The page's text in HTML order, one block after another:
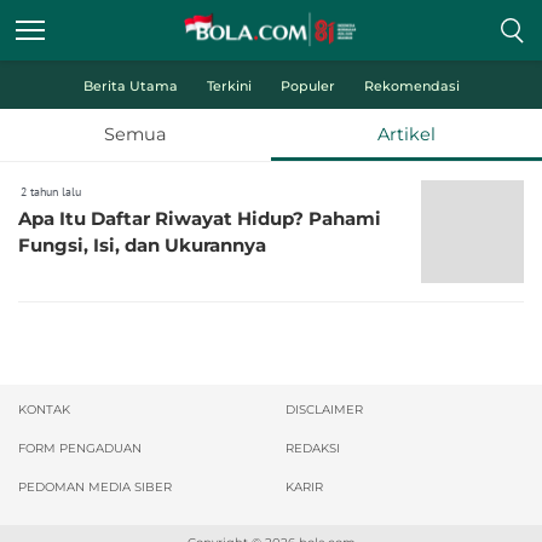
Berita Utama Terkini Populer Rekomendasi
Semua Artikel
2 tahun lalu
Apa Itu Daftar Riwayat Hidup? Pahami
Fungsi, Isi, dan Ukurannya
KONTAK DISCLAIMER
FORM PENGADUAN REDAKSI
PEDOMAN MEDIA SIBER KARIR